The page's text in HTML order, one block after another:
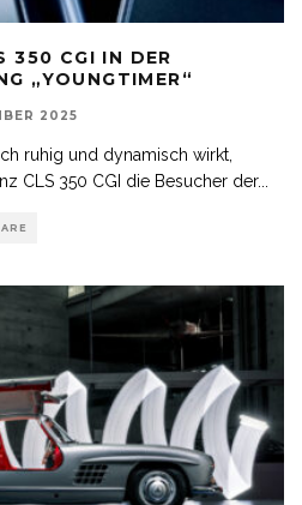
350 CGI IN DER
„YOUNGTIMER“
2025
ruhig und dynamisch wirkt,
CLS 350 CGI die Besucher der...